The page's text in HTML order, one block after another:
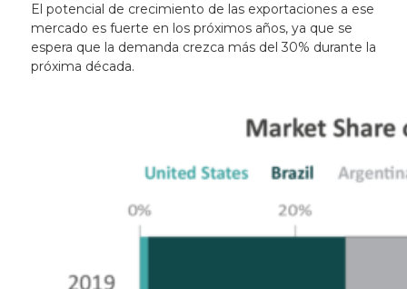
El potencial de crecimiento de las exportaciones a ese
mercado es fuerte en los próximos años, ya que se
espera que la demanda crezca más del 30% durante la
próxima década.